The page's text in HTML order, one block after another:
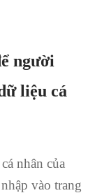
người
liệu cá
nhân của
vào trang